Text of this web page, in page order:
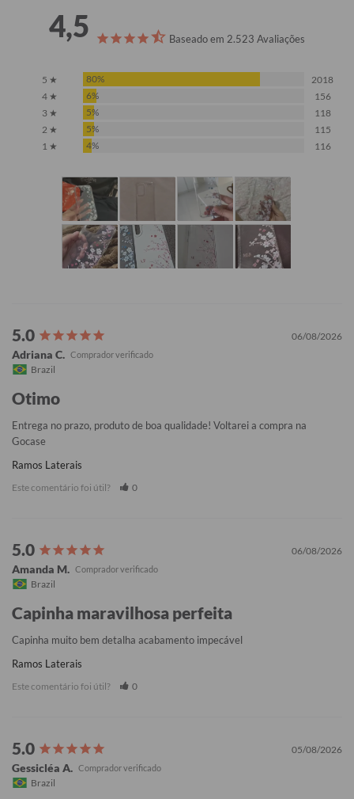
4,5 Baseado em 2.523 Avaliações
5 ★ 80%
2018
4 ★
6%
156
3 ★
5%
118
2 ★
5%
115
1 ★
4% 116
06/08/2026
Adriana C.
Brazil
Otimo
Entrega no prazo, produto de boa qualidade! Voltarei a compra na
Gocase
Ramos Laterais
Este comentário foi útil? 0
06/08/2026
Amanda M.
Brazil
Capinha maravilhosa perfeita
Capinha muito bem detalha acabamento impecável
Ramos Laterais
Este comentário foi útil? 0
05/08/2026
Gessicléa A.
Brazil